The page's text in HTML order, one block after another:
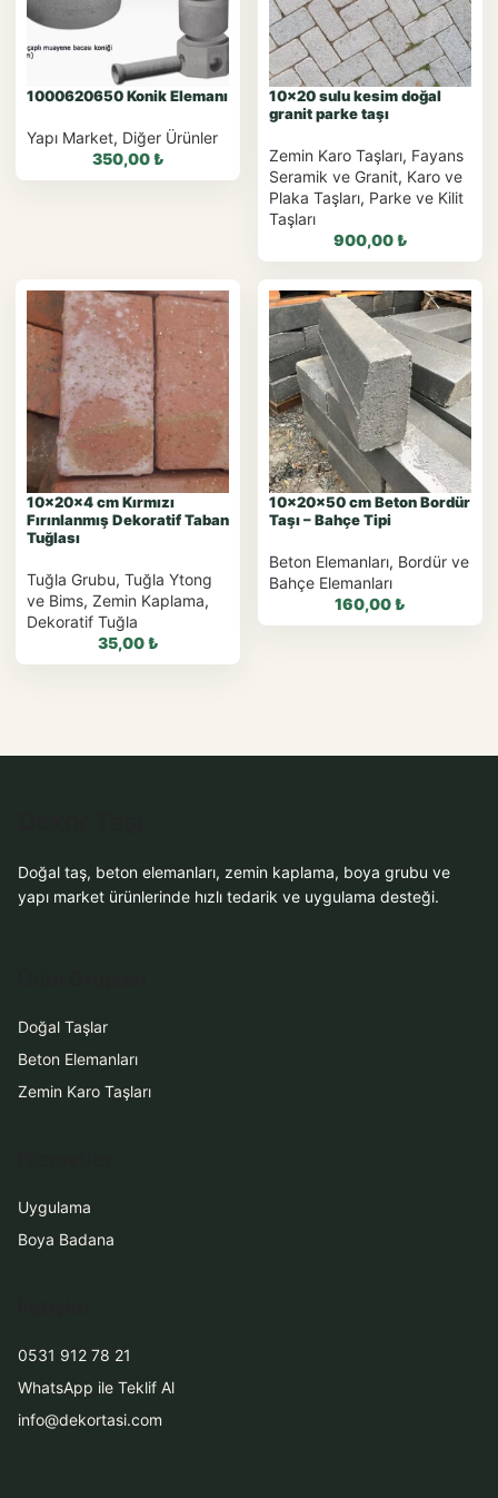
WhatsApp Teklif Al
1000620650 Konik Elemanı
Yapı Market, Diğer Ürünler
350,00₺
WhatsApp ile
Sipariş
WhatsApp Teklif Al
10×20 sulu kesim doğal
granit parke taşı
Zemin Karo Taşları, Fayans
Seramik ve Granit, Karo ve
Plaka Taşları, Parke ve Kilit
Taşları
900,00₺
WhatsApp ile Sipariş
WhatsApp Teklif Al
10x20x4 cm Kırmızı
Fırınlanmış Dekoratif Taban
Tuğlası
Tuğla Grubu, Tuğla Ytong
ve Bims, Zemin Kaplama,
Dekoratif Tuğla
35,00₺
10x20x50 cm Beton Bordür
Taşı – Bahçe Tipi
Beton Elemanları, Bordür ve
Bahçe Elemanları
160,00₺
Doğal taş, beton elemanları, zemin kaplama, boya grubu ve
yapı market ürünlerinde hızlı tedarik ve uygulama desteği.
Doğal Taşlar
Beton Elemanları
Zemin Karo Taşları
Uygulama
Boya Badana
0531 912 78 21
WhatsApp ile Teklif Al
info@dekortasi.com